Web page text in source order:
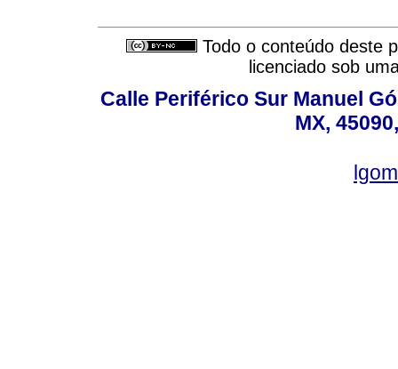
Todo o conteúdo deste
licenciado sob
Calle Periférico Sur Manuel
MX,